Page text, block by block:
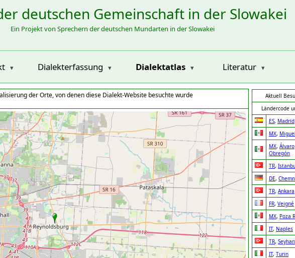
deutschen Gemeinschaft in der Slowakei
Ein Projekt von Sprechern der deutschen Mundarten in der Slowakei
Dialekterfassung Dialektatlas Literatur
der Orte, von denen diese Dialekt-Website besuchte wurde Aktuell
Ländercode
ES, Madrid
MX,
MX, Álvaro
Obregón
TR,
DE,
TR, Ankara
FR, Veigné
MX, Poza
IT, Naples
TR, Seyhan
IT, Turin